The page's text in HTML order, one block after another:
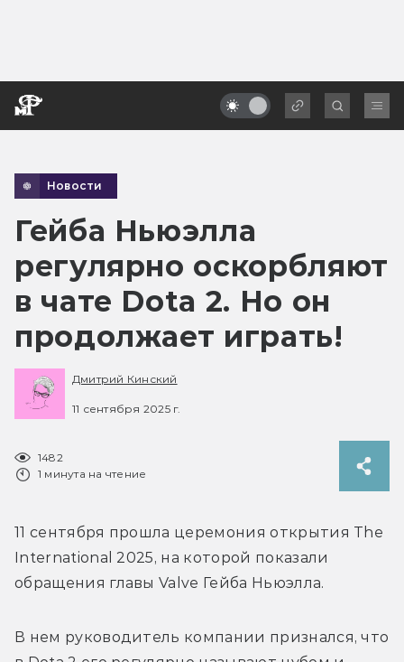
Новости
Гейба Ньюэлла
регулярно оскорбляют
в чате Dota 2. Но он
продолжает играть!
Дмитрий Кинский
11 сентября 2025 г.
1482
1 минута на чтение
International 2025, на которой показали
обращения главы Valve Гейба Ньюэлла.
В нем руководитель компании признался, что